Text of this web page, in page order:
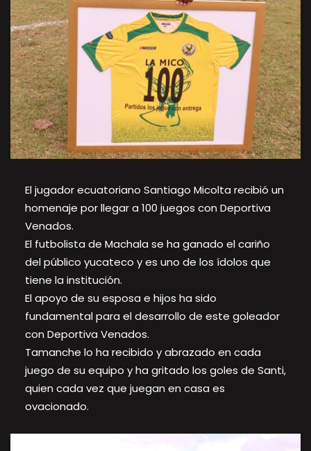
El jugador ecuatoriano Santiago Micolta recibió un
homenaje por llegar a 100 juegos con Deportiva
Venados.
El futbolista de Machala se ha ganado el cariño
del público yucateco y es uno de los ídolos que
tiene la institución.
El apoyo de su esposa e hijos ha sido
fundamental para el desarrollo de este goleador
con Deportiva Venados.
Tamanche lo ha recibido y abrazado en cada
juego de su equipo y ha gritado los goles de Santi,
quien cada vez que juegan en casa es
ovacionado.